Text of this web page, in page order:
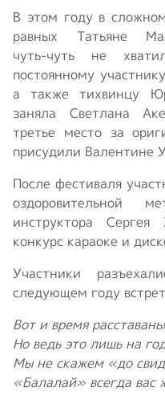
В этом году в
равных Татьяне
чуть‑чуть не
постоянному
а также тихвинцу
заняла Светлана
третье место за
присудили Валентине
После фестиваля
оздоровительной
инструктора
конкурс караоке и
Участники
следующем году
Вот и время
Но ведь это лишь на
Мы не скажем «до
«Балалай» всегда вас